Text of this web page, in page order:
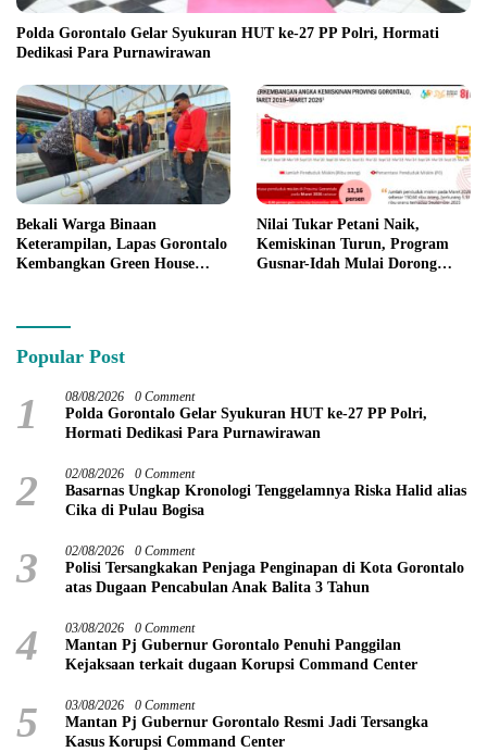
Polda Gorontalo Gelar Syukuran HUT ke-27 PP Polri, Hormati
Dedikasi Para Purnawirawan
Bekali Warga Binaan
Keterampilan, Lapas Gorontalo
Kembangkan Green House
Nilai Tukar Petani Naik,
Kemiskinan Turun, Program
Gusnar-Idah Mulai Dorong
Popular Post
1 08/08/2026 0 Comment
Polda Gorontalo Gelar Syukuran HUT ke-27 PP Polri,
Hormati Dedikasi Para Purnawirawan
2 02/08/2026 0 Comment
Basarnas Ungkap Kronologi Tenggelamnya Riska Halid alias
Cika di Pulau Bogisa
3 02/08/2026 0 Comment
Polisi Tersangkakan Penjaga Penginapan di Kota Gorontalo
atas Dugaan Pencabulan Anak Balita 3 Tahun
4 03/08/2026 0 Comment
Mantan Pj Gubernur Gorontalo Penuhi Panggilan
Kejaksaan terkait dugaan Korupsi Command Center
5 03/08/2026 0 Comment
Mantan Pj Gubernur Gorontalo Resmi Jadi Tersangka
Kasus Korupsi Command Center